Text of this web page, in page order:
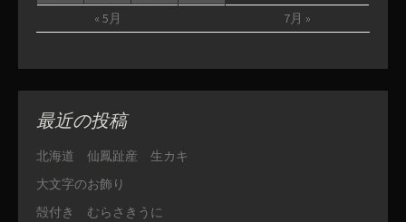
« 5月 7月 »
最近の投稿
北海道 仙鳳趾産 生カキ
大文字のお飾り
殻付き むらさきうに